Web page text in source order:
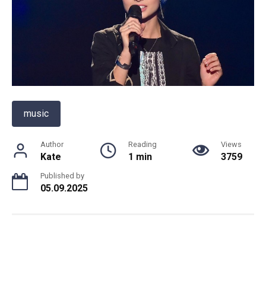
music
Author
Kate
Reading
1 min
Views
3759
Published by
05.09.2025